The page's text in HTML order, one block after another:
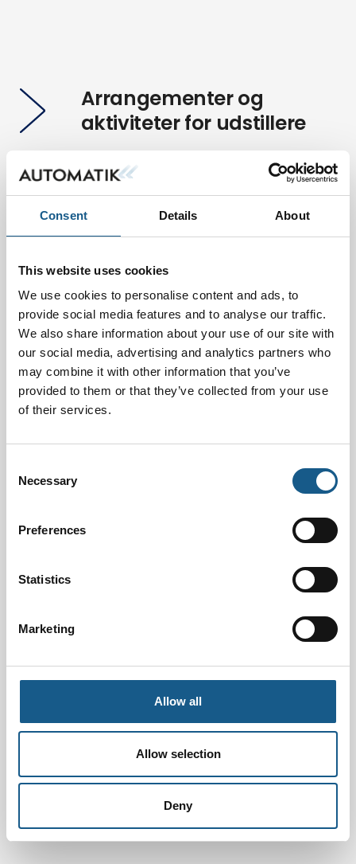
Consent Details About
This website uses cookies
We use cookies to personalise content and ads, to
provide social media features and to analyse our traffic.
We also share information about your use of our site with
our social media, advertising and analytics partners who
may combine it with other information that you’ve
provided to them or that they’ve collected from your use
of their services.
Selection
Necessary
Preferences
Statistics
Marketing
Allow all
Allow selection
Deny
Arrangementer og
aktiviteter for udstillere
Padel & Beer
Vil du have muligheden for at slå din kollega
eller samabejdspartner i en lille padelturnering tirsdag
onsdag efter lukketid, hvor Automatik & Proces
samtidig holder 50 års jubilæum.